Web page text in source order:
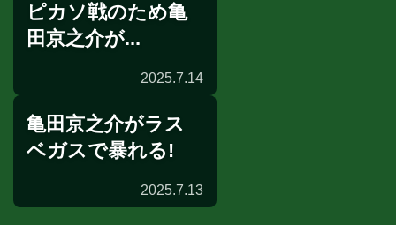
ベガス便り
空港取材
ピカソ戦のため亀
田京之介が...
2025.7.14
亀田京之介がラス
ベガスで暴れる!
2025.7.13